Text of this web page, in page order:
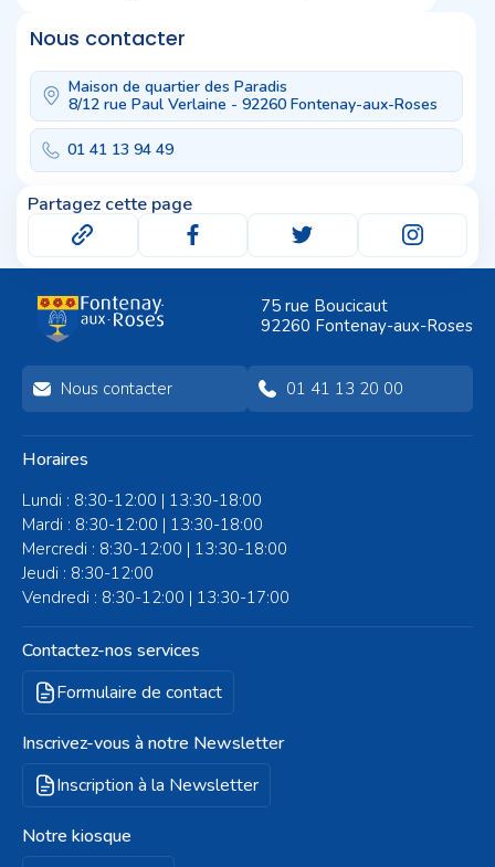
Nous contacter
Maison de quartier des Paradis
8/12 rue Paul Verlaine - 92260 Fontenay-aux-Roses
01 41 13 94 49
Partagez cette page
75 rue Boucicaut
92260 Fontenay-aux-Roses
Nous contacter 01 41 13 20 00
Horaires
Lundi : 8:30-12:00 | 13:30-18:00
Mardi : 8:30-12:00 | 13:30-18:00
Mercredi : 8:30-12:00 | 13:30-18:00
Jeudi : 8:30-12:00
Vendredi : 8:30-12:00 | 13:30-17:00
Contactez-nos services
Formulaire de contact
Inscrivez-vous à notre Newsletter
Inscription à la Newsletter
Notre kiosque